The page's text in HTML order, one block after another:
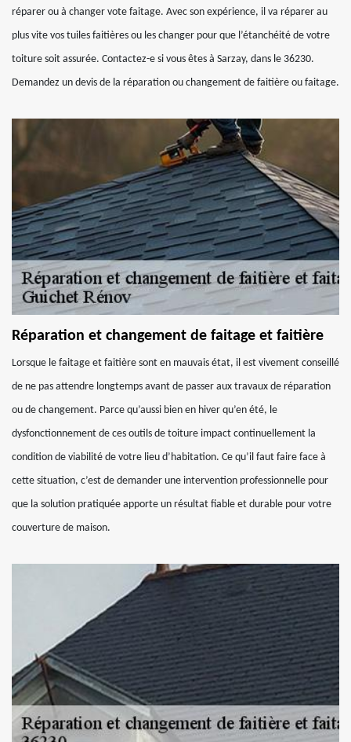
réparer ou à changer vote faitage. Avec son expérience, il va réparer au
plus vite vos tuiles faitières ou les changer pour que l’étanchéité de votre
toiture soit assurée. Contactez-e si vous êtes à Sarzay, dans le 36230.
Demandez un devis de la réparation ou changement de faitière ou faitage.
Réparation et changement de faitage et faitière
Lorsque le faitage et faitière sont en mauvais état, il est vivement conseillé
de ne pas attendre longtemps avant de passer aux travaux de réparation
ou de changement. Parce qu’aussi bien en hiver qu’en été, le
dysfonctionnement de ces outils de toiture impact continuellement la
condition de viabilité de votre lieu d’habitation. Ce qu’il faut faire face à
cette situation, c’est de demander une intervention professionnelle pour
que la solution pratiquée apporte un résultat fiable et durable pour votre
couverture de maison.